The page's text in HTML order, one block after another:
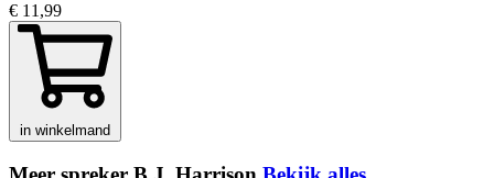
€ 11,99
in winkelmand